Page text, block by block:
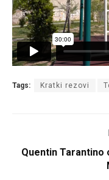
Tags: Kratki rezovi
Quentin Tarantino